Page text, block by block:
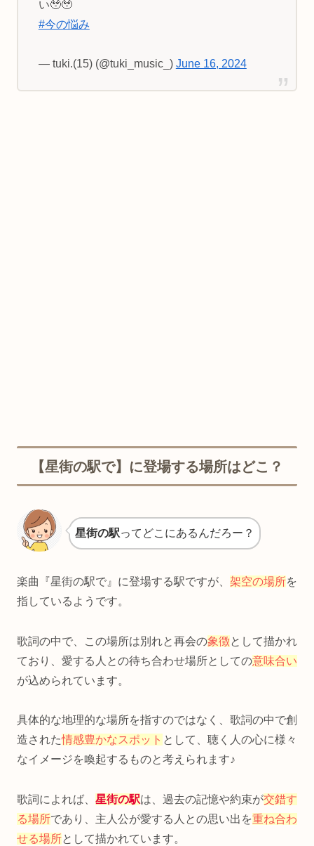
い🥹🥹
#今の悩み
— tuki.(15) (@tuki_music_) June 16, 2024
【星街の駅で】に登場する場所はどこ？
星街の駅ってどこにあるんだろー？
楽曲『星街の駅で』に登場する駅ですが、 架空の場所を
指しているようです。
歌詞の中で、この場所は別れと再会の象徴として描かれ
ており、愛する人との待ち合わせ場所としての意味合い
が込められています。
具体的な地理的な場所を指すのではなく、歌詞の中で創
造された情感豊かなスポット として、聴く人の心に様々
なイメージを喚起するものと考えられます♪
歌詞によれば、 星街の駅は、過去の記憶や約束が交錯す
る場所であり、主人公が愛する人との思い出を重ね合わ
せる場所として描かれています。